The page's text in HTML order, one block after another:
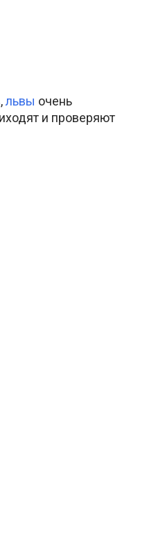
львы очень
и проверяют